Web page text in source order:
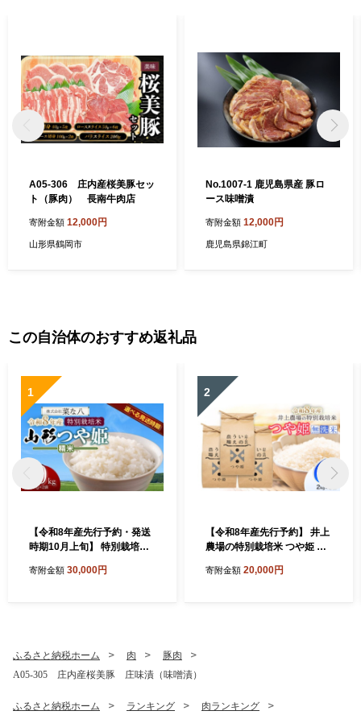
A05-306 庄内産桜美豚セッ
ト（豚肉） 長南牛肉店
寄附金額 12,000円
山形県鶴岡市
No.1007-1 鹿児島県産 豚ロ
ース味噌漬
寄附金額 12,000円
鹿児島県錦江町
この自治体のおすすめ返礼品
1
【令和8年産先行予約・発送
時期10月上旬】 特別栽培米
2) 山形県鶴岡市産 株式会
寄附金額 30,000円
2
【令和8年産先行予約】 井上
農場の特別栽培米 つや姫 無
56 山形県鶴岡市
寄附金額 20,000円
ふるさと納税ホーム 肉
豚肉
A05-305 庄内産桜美豚 庄味漬（味噌漬）
ふるさと納税ホーム ランキング 肉ランキング